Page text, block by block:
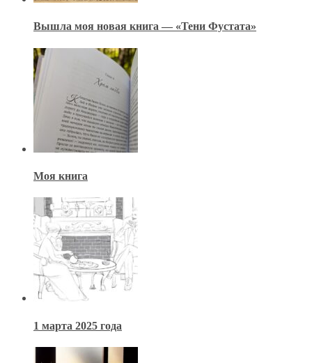
Вышла моя новая книга — «Тени Фустата»
Моя книга
1 марта 2025 года